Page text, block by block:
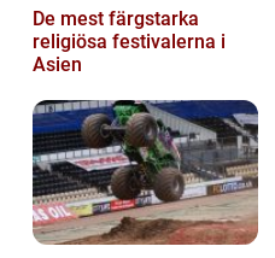
De mest färgstarka
religiösa festivalerna i
Asien